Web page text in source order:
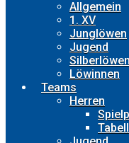
Allgemein
1. XV
Junglöwen
Jugend
Silberlöwen
Löwinnen
Teams
Herren